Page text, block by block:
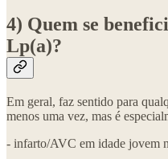
4) Quem se
Lp(a)?
Em geral, faz sentido para
menos uma vez, mas é
- infarto/AVC em idade jovem